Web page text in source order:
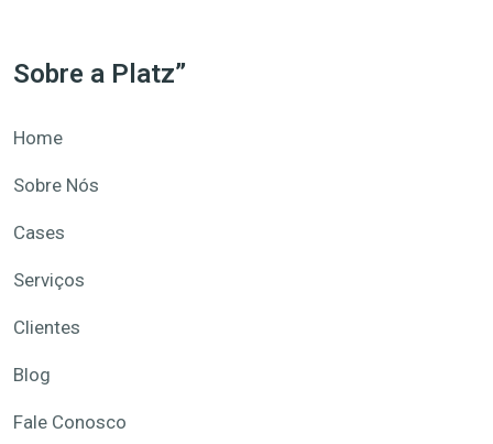
Sobre a Platz”
Home
Sobre Nós
Cases
Serviços
Clientes
Blog
Fale Conosco